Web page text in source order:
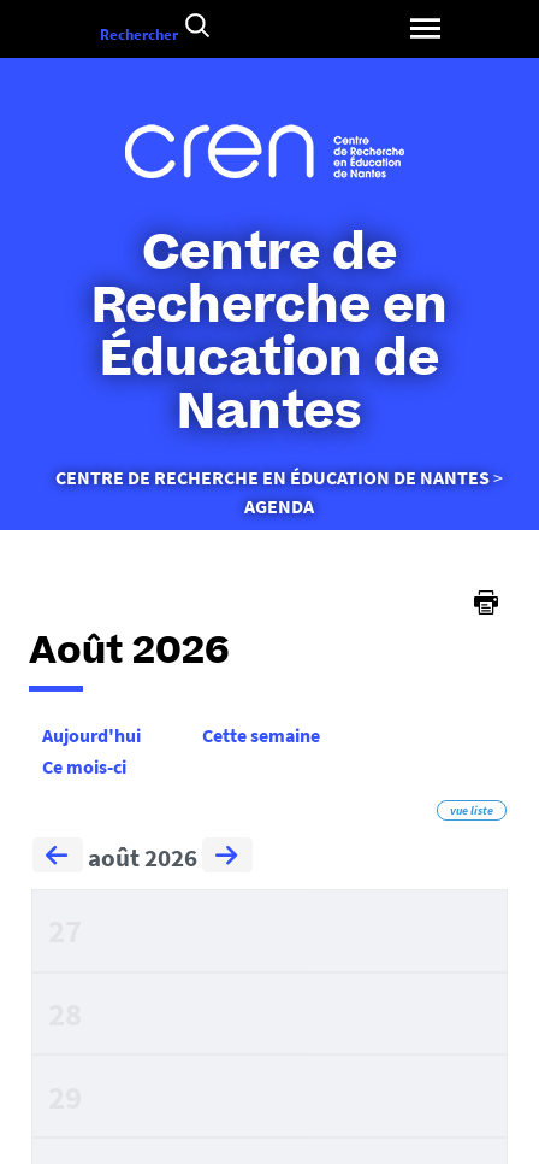
Centre de
Recherche en
Éducation de
Nantes
Vous
ici :
CENTRE DE RECHERCHE EN ÉDUCATION DE NANTES
AGENDA
Rechercher
Août 2026
Aujourd'hui
Cette semaine
Ce mois-ci
vue liste
août 2026